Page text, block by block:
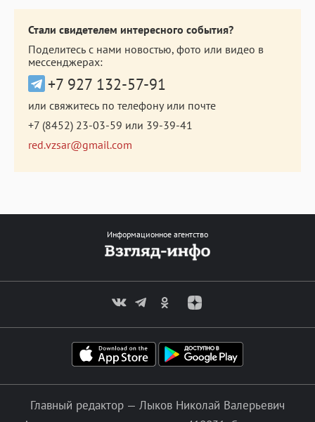
Стали свидетелем интересного события?
Поделитесь с нами новостью, фото или видео в
мессенджерах:
+7 927 132-57-91
или свяжитесь по телефону или почте
+7 (8452) 23-03-59 или 39-39-41
red.vzsar@gmail.com
Информационное агентство
Главный редактор — Лыков Николай Валерьевич